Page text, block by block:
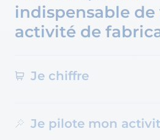
indispensable de
activité de
Je chiffre
Je pilote mon